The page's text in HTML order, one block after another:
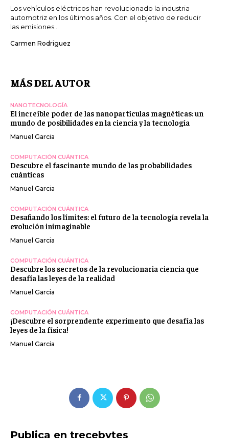
Publica en trecebytes
Los vehículos eléctricos han revolucionado la industria
automotriz en los últimos años. Con el objetivo de reducir
las emisiones...
Carmen Rodriguez
MÁS DEL AUTOR
NANOTECNOLOGÍA
El increíble poder de las nanopartículas magnéticas: un
mundo de posibilidades en la ciencia y la tecnología
Manuel Garcia
COMPUTACIÓN CUÁNTICA
Descubre el fascinante mundo de las probabilidades
cuánticas
Manuel Garcia
COMPUTACIÓN CUÁNTICA
Desafiando los límites: el futuro de la tecnología revela la
evolución inimaginable
Manuel Garcia
COMPUTACIÓN CUÁNTICA
Descubre los secretos de la revolucionaria ciencia que
desafía las leyes de la realidad
Manuel Garcia
COMPUTACIÓN CUÁNTICA
¡Descubre el sorprendente experimento que desafía las
leyes de la física!
Manuel Garcia